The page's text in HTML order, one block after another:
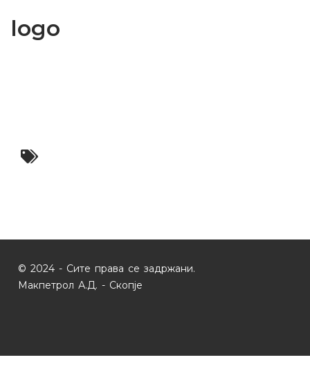
logo
© 2024 - Сите права се задржани.
Макпетрол А.Д. - Скопје